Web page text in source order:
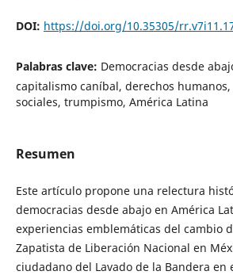
DOI: https://doi.org/10.35305/
Palabras clave: Democracias desde
capitalismo caníbal, derechos
sociales, trumpismo, América Latina
Resumen
Este artículo propone una relectura
democracias desde abajo en América
experiencias emblemáticas del cambio
Zapatista de Liberación Nacional en
ciudadano del Lavado de la Bandera en